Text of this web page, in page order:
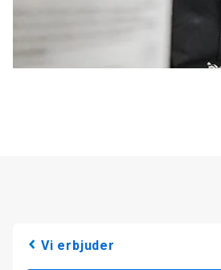
Vi erbjuder